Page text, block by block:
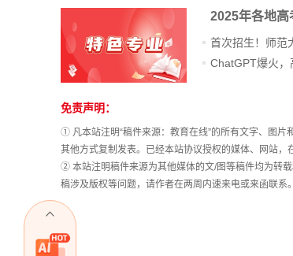
2025年各地高
首次招生！师范
站
长
统
计
免责声明：
① 凡本站注明“稿件来源：教育在线”的所有文字、图
其他方式复制发表。已经本站协议授权的媒体、网站，
② 本站注明稿件来源为其他媒体的文/图等稿件均为转
稿涉及版权等问题，请作者在两周内速来电或来函联系。